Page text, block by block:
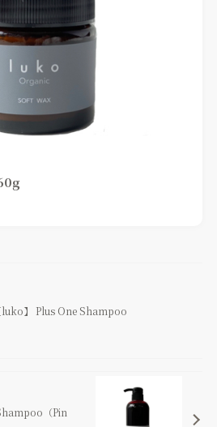
luko】 Plus One Shampoo
（Pin